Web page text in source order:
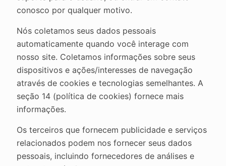
conosco por qualquer motivo.
Nós coletamos seus dados pessoais
automaticamente quando você interage com
nosso site. Coletamos informações sobre seus
dispositivos e ações/interesses de navegação
através de cookies e tecnologias semelhantes. A
seção 14 (política de cookies) fornece mais
informações.
Os terceiros que fornecem publicidade e serviços
relacionados podem nos fornecer seus dados
pessoais, incluindo fornecedores de análises e